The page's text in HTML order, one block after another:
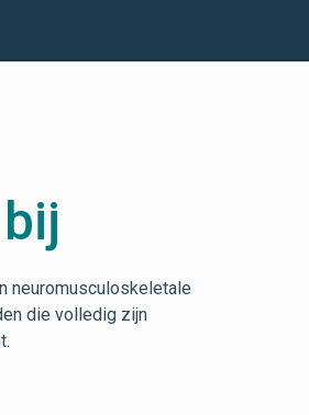
neuromusculoskeletale
die volledig zijn